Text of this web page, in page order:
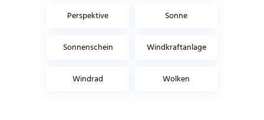
Perspektive Sonne
Sonnenschein Windkraftanlage
Windrad Wolken